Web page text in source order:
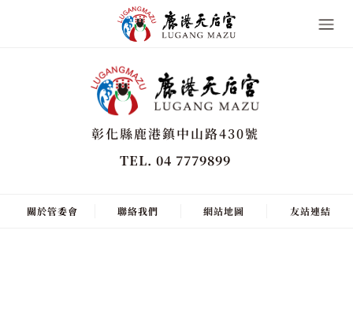
彰化縣鹿港鎮中山路430號
TEL. 04 7779899
關於管委會 聯絡我們 網站地圖 友站連結